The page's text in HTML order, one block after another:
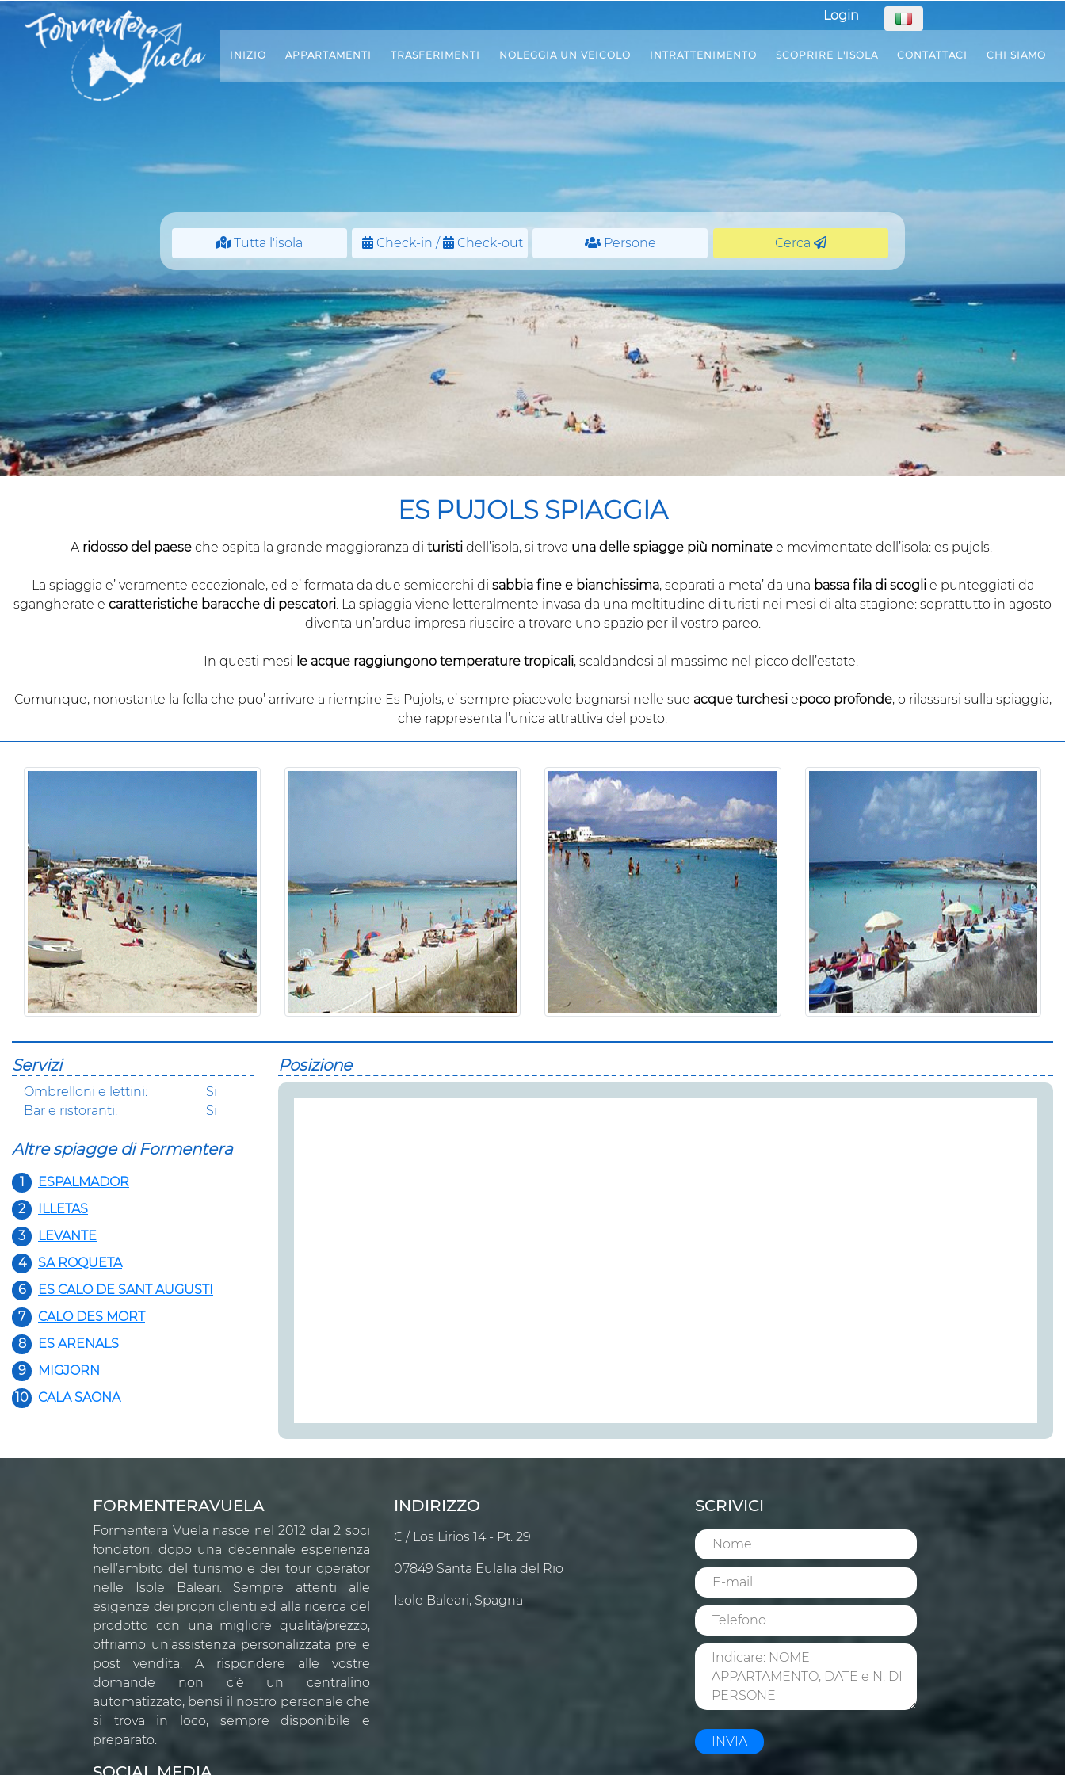
Login
INIZIO(CURRENT)
APPARTAMENTI TRASFERIMENTI NOLEGGIA UN VEICOLO INTRATTENIMENTO SCOPRIRE L'ISOLA CONTATTACI CHI SIAMO
Tutta l'isola Check-in / Check-out Persone Cerca
ES PUJOLS SPIAGGIA
A ridosso del paeseche ospita la grande maggioranza di turistidell’isola, si trova una delle spiagge più nominatee movimentate dell’isola: es pujols.
La spiaggia e’ veramente eccezionale, ed e’ formata da due semicerchi di sabbia fine e bianchissima, separati a meta’ da una bassa fila di scoglie punteggiati da
sgangherate e caratteristiche baracche di pescatori. La spiaggia viene letteralmente invasa da una moltitudine di turisti nei mesi di alta stagione: soprattutto in agosto
diventa un’ardua impresa riuscire a trovare uno spazio per il vostro pareo.
In questi mesi le acque raggiungono temperature tropicali, scaldandosi al massimo nel picco dell’estate.
Comunque, nonostante la folla che puo’ arrivare a riempire Es Pujols, e’ sempre piacevole bagnarsi nelle sue acque turchesiepoco profonde, o rilassarsi sulla spiaggia,
che rappresenta l’unica attrattiva del posto.
Servizi
Ombrelloni e lettini:
Si
Bar e ristoranti:
Si
Altre spiagge di Formentera
1
ESPALMADOR
2
ILLETAS
3
LEVANTE
4
SA ROQUETA
6
ES CALO DE SANT AUGUSTI
7
CALO DES MORT
8
ES ARENALS
9
MIGJORN
10
CALA SAONA
Posizione
FORMENTERAVUELA
Formentera Vuela nasce nel 2012 dai 2 soci
fondatori, dopo una decennale esperienza
nell’ambito del turismo e dei tour operator
nelle Isole Baleari. Sempre attenti alle
esigenze dei propri clienti ed alla ricerca del
prodotto con una migliore qualità/prezzo,
offriamo un’assistenza personalizzata pre e
post vendita. A rispondere alle vostre
domande non c’è un centralino
automatizzato, bensí il nostro personale che
si trova in loco, sempre disponibile e
preparato.
INDIRIZZO
C / Los Lirios 14 - Pt. 29
07849 Santa Eulalia del Rio
Isole Baleari, Spagna
SCRIVICI
INVIA